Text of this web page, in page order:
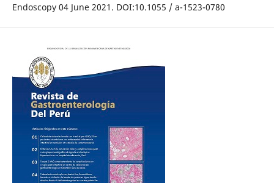
Endoscopy 04 June 2021. DOI:10.1055 / a-1523-0780